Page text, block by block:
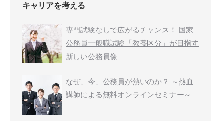
キャリアを考える
専門試験なしで広がるチャンス！ 国家
公務員一般職試験「教養区分」が目指す
新しい公務員像
なぜ、今、公務員が熱いのか？ ～熱血
講師による無料オンラインセミナー～